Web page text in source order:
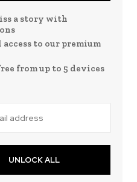
a story with
to our premium
from up to 5 devices
UNLOCK ALL